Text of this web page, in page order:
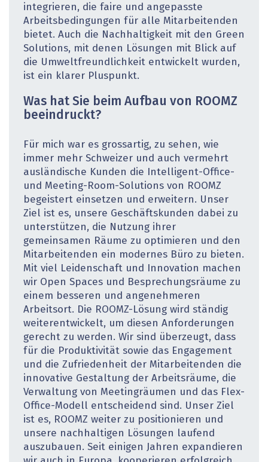
integrieren, die faire und angepasste
Arbeitsbedingungen für alle Mitarbeitenden
bietet. Auch die Nachhaltigkeit mit den Green
Solutions, mit denen Lösungen mit Blick auf
die Umweltfreundlichkeit entwickelt wurden,
ist ein klarer Pluspunkt.
Was hat Sie beim Aufbau von ROOMZ
beeindruckt?
Für mich war es grossartig, zu sehen, wie
immer mehr Schweizer und auch vermehrt
ausländische Kunden die Intelligent-Office-
und Meeting-Room-Solutions von ROOMZ
begeistert einsetzen und erweitern. Unser
Ziel ist es, unsere Geschäftskunden dabei zu
unterstützen, die Nutzung ihrer
gemeinsamen Räume zu optimieren und den
Mitarbeitenden ein modernes Büro zu bieten.
Mit viel Leidenschaft und Innovation machen
wir Open Spaces und Besprechungsräume zu
einem besseren und angenehmeren
Arbeitsort. Die ROOMZ-Lösung wird ständig
weiterentwickelt, um diesen Anforderungen
gerecht zu werden. Wir sind überzeugt, dass
für die Produktivität sowie das Engagement
und die Zufriedenheit der Mitarbeitenden die
innovative Gestaltung der Arbeitsräume, die
Verwaltung von Meetingräumen und das Flex-
Office-Modell entscheidend sind. Unser Ziel
ist es, ROOMZ weiter zu positionieren und
unsere nachhaltigen Lösungen laufend
auszubauen. Seit einigen Jahren expandieren